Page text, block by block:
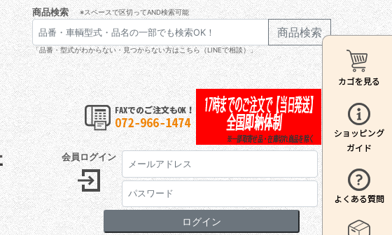
商品検索 ※スペースで区切ってAND検索可能
商品検索
「品番・型式がわからない・見つからない方はこちら（LINEで相談）」
会員ログイン